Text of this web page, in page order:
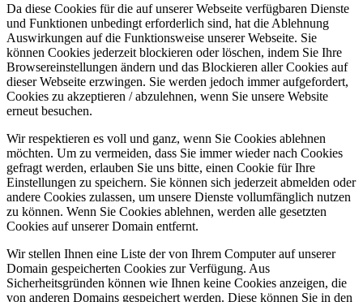
Da diese Cookies für die auf unserer Webseite verfügbaren Dienste
und Funktionen unbedingt erforderlich sind, hat die Ablehnung
Auswirkungen auf die Funktionsweise unserer Webseite. Sie
können Cookies jederzeit blockieren oder löschen, indem Sie Ihre
Browsereinstellungen ändern und das Blockieren aller Cookies auf
dieser Webseite erzwingen. Sie werden jedoch immer aufgefordert,
Cookies zu akzeptieren / abzulehnen, wenn Sie unsere Website
erneut besuchen.
Wir respektieren es voll und ganz, wenn Sie Cookies ablehnen
möchten. Um zu vermeiden, dass Sie immer wieder nach Cookies
gefragt werden, erlauben Sie uns bitte, einen Cookie für Ihre
Einstellungen zu speichern. Sie können sich jederzeit abmelden oder
andere Cookies zulassen, um unsere Dienste vollumfänglich nutzen
zu können. Wenn Sie Cookies ablehnen, werden alle gesetzten
Cookies auf unserer Domain entfernt.
Wir stellen Ihnen eine Liste der von Ihrem Computer auf unserer
Domain gespeicherten Cookies zur Verfügung. Aus
Sicherheitsgründen können wie Ihnen keine Cookies anzeigen, die
von anderen Domains gespeichert werden. Diese können Sie in den